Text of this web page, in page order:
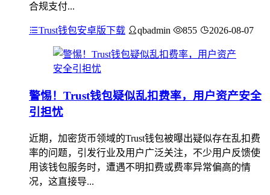
合规支付...
Trust钱包安卓版下载 qbadmin 855 2026-08-07
警惕！Trust钱包疑似乱扣费率，用户资产安全
引担忧
近期，加密货币领域的Trust钱包被曝出疑似存在乱扣费
率的问题，引发行业及用户广泛关注，不少用户反馈使
用该钱包服务时，遭遇不明扣费或费率异常偏高的情
况，这直接导...